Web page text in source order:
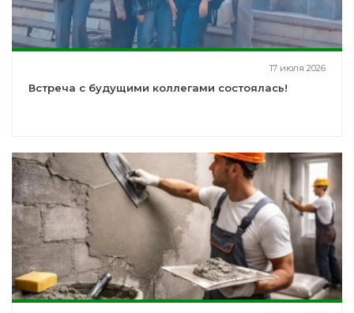
17 июля 2026
Встреча с будущими коллегами состоялась!